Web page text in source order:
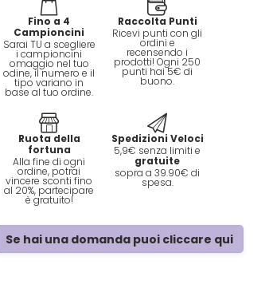
Fino a 4
Campioncini
Sarai TU a scegliere
i campioncini
omaggio nel tuo
odine, il numero e il
tipo variano in
base al tuo ordine.
Raccolta Punti
Ricevi punti con gli
ordini e
recensendo i
prodotti! Ogni 250
punti hai 5€ di
buono.
Ruota della
fortuna
Alla fine di ogni
ordine, potrai
vincere sconti fino
al 20%, partecipare
è gratuito!
Spedizioni Veloci
5,9€ senza limiti e
gratuite
sopra a 39.90€ di
spesa.
Se hai una domanda puoi cliccare qui